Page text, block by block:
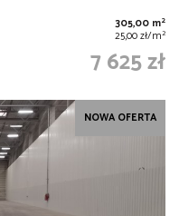
305,00 m2
25,00 zł/m2
7 625 zł
NOWA OFERTA